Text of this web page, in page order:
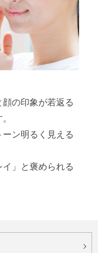
の印象が若返る
ン明るく見える
」と褒められる